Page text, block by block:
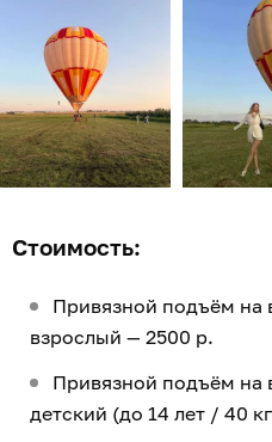
Стоимость:
Привязной подъём
взрослый — 2500 р.
Привязной подъём
детский (до 14 лет / 40